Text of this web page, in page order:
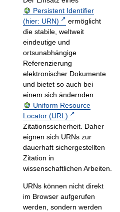
Persistent Identifier
(hier: URN)
ermöglicht
die stabile, weltweit
eindeutige und
ortsunabhängige
Referenzierung
elektronischer Dokumente
und bietet so auch bei
einem sich ändernden
Uniform Resource
Locator (URL)
Zitationssicherheit. Daher
eignen sich URNs zur
dauerhaft sichergestellten
Zitation in
wissenschaftlichen Arbeiten.
URNs können nicht direkt
im Browser aufgerufen
werden, sondern werden